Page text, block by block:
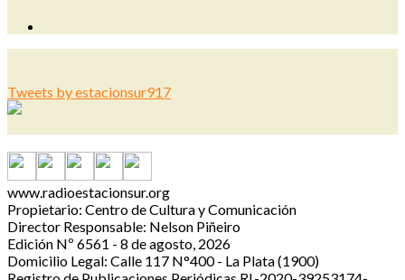
Tweets by estacionsur917
www.radioestacionsur.org
Propietario: Centro de Cultura y Comunicación
Director Responsable: Nelson Piñeiro
Edición Nº 6561 - 8 de agosto, 2026
Domicilio Legal: Calle 117 N°400 - La Plata (1900)